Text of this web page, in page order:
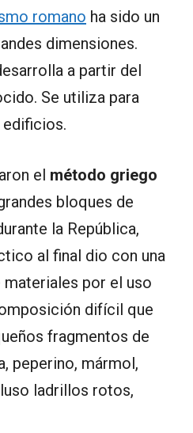
romano ha sido un
dimensiones.
a partir del
Se utiliza para
el método griego
bloques de
la República,
al final dio con una
por el uso
difícil que
fragmentos de
peperino, mármol,
ladrillos rotos,